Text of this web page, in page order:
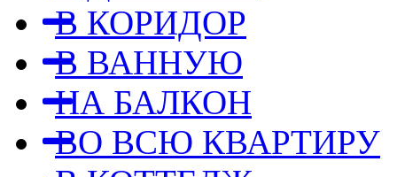
В КОРИДОР
В ВАННУЮ
НА БАЛКОН
ВО ВСЮ КВАРТИРУ